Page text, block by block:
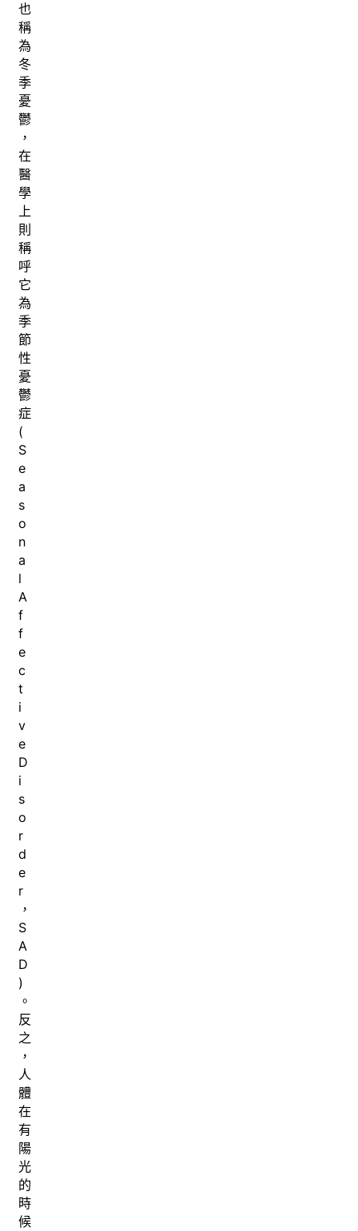
也
稱
為
冬
季
憂
鬱
，
在
醫
學
上
則
稱
呼
它
為
季
節
性
憂
鬱
症
(
S
e
a
s
o
n
a
l
A
f
f
e
c
t
i
v
e
D
i
s
o
r
d
e
r
，
S
A
D
)
。
反
之
，
人
體
在
有
陽
光
的
時
候